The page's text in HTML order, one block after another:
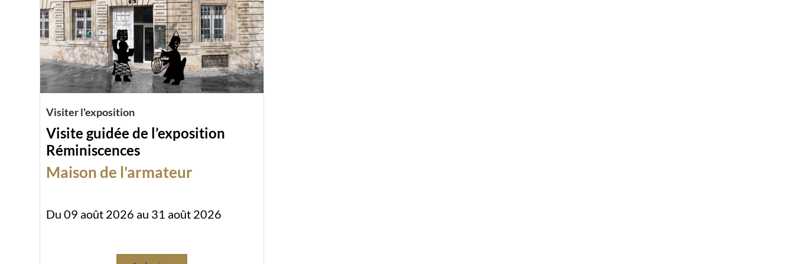
Visiter l'exposition
Visite guidée de l’exposition
Réminiscences
Maison de l'armateur
Du 09 août 2026 au 31 août 2026